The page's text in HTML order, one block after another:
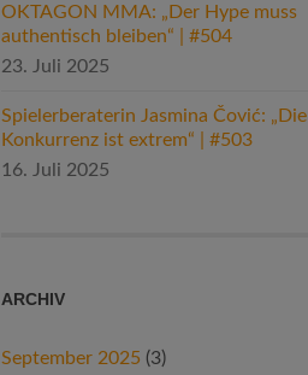
OKTAGON MMA: „Der Hype muss
authentisch bleiben“ | #504
23. Juli 2025
Spielerberaterin Jasmina Čović: „Die
Konkurrenz ist extrem“ | #503
16. Juli 2025
ARCHIV
September 2025 (3)